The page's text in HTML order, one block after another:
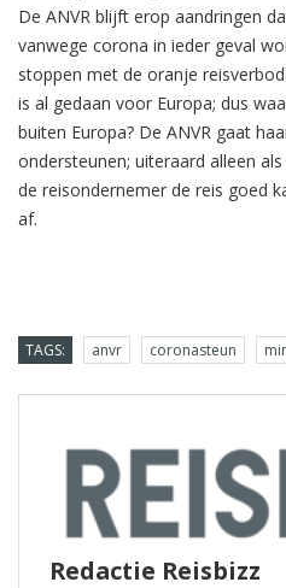
De ANVR blijft erop aandringen
vanwege corona in ieder geval
stoppen met de oranje
is al gedaan voor Europa; dus
buiten Europa? De ANVR gaat
ondersteunen; uiteraard alleen
de reisondernemer de reis goed
af.
TAGS: anvr coronasteun
Redactie Reisbizz